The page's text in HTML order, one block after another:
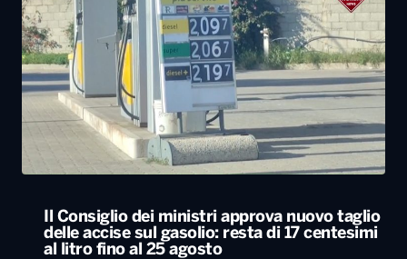
Il Consiglio dei ministri approva nuovo taglio
delle accise sul gasolio: resta di 17 centesimi
al litro fino al 25 agosto